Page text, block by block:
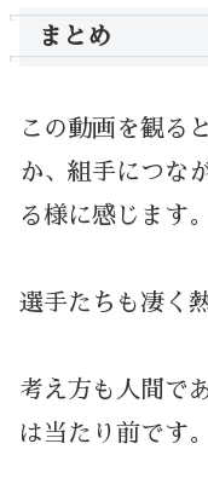
まとめ
この動画を観る
か、組手につな
る様に感じます。
選手たちも凄く
考え方も人間で
は当たり前です。